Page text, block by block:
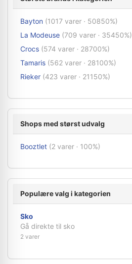
Bayton (1017 varer · 50850%)
La Modeuse (709 varer · 35450%)
Crocs (574 varer · 28700%)
Tamaris (562 varer · 28100%)
Rieker (423 varer · 21150%)
Shops med størst udvalg
Booztlet (2 varer · 100%)
Populære valg i kategorien
Sko
Gå direkte til sko
2 varer